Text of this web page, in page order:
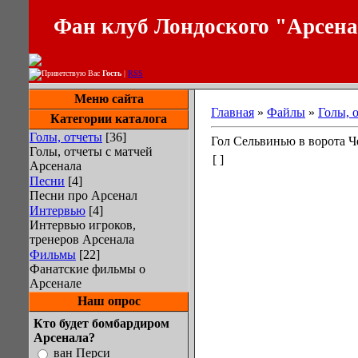
Фан клуб Лондоского
Приветствую Вас Гость | RSS
Меню сайта
Категории каталога
Голы, отчеты [36]
Голы, отчеты с матчей
Арсенала
Песни [4]
Песни про Арсенал
Интервью [4]
Интервью игроков,
тренеров Арсенала
Фильмы [22]
Фанатские фильмы о
Арсенале
Наш опрос
Кто будет бомбардиром
Арсенала?
ван Перси
Главная » Файлы » Голы,
Гол Сельвинью в ворота
[ ]